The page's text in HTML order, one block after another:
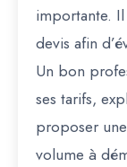
importante.
devis afin
Un bon
ses tarifs,
proposer
volume à